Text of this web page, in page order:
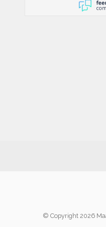
© Copyright 2026